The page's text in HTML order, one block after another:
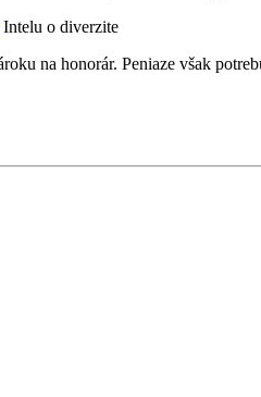
Intelu o diverzite
na honorár. Peniaze však